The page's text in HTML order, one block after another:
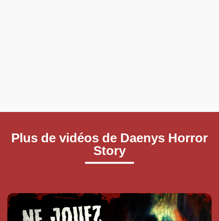
Plus de vidéos de Daenys Horror
Story